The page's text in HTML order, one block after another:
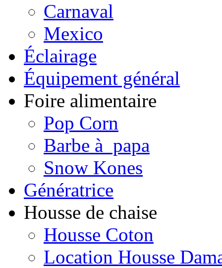
Carnaval
Mexico
Éclairage
Équipement général
Foire alimentaire
Pop Corn
Barbe à papa
Snow Kones
Génératrice
Housse de chaise
Housse Coton
Location Housse